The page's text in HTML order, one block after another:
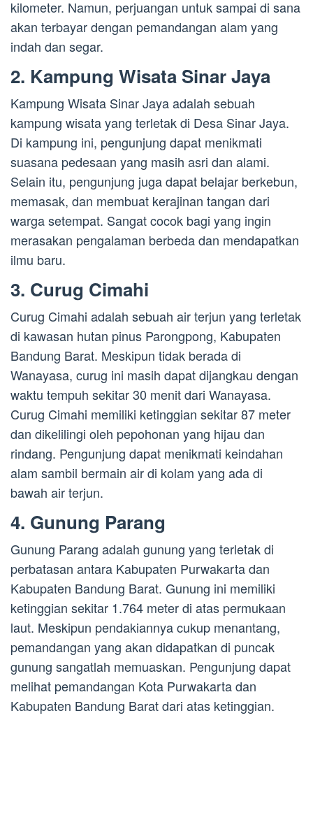
kilometer. Namun, perjuangan untuk sampai di sana
akan terbayar dengan pemandangan alam yang
indah dan segar.
2. Kampung Wisata Sinar Jaya
Kampung Wisata Sinar Jaya adalah sebuah
kampung wisata yang terletak di Desa Sinar Jaya.
Di kampung ini, pengunjung dapat menikmati
suasana pedesaan yang masih asri dan alami.
Selain itu, pengunjung juga dapat belajar berkebun,
memasak, dan membuat kerajinan tangan dari
warga setempat. Sangat cocok bagi yang ingin
merasakan pengalaman berbeda dan mendapatkan
ilmu baru.
3. Curug Cimahi
Curug Cimahi adalah sebuah air terjun yang terletak
di kawasan hutan pinus Parongpong, Kabupaten
Bandung Barat. Meskipun tidak berada di
Wanayasa, curug ini masih dapat dijangkau dengan
waktu tempuh sekitar 30 menit dari Wanayasa.
Curug Cimahi memiliki ketinggian sekitar 87 meter
dan dikelilingi oleh pepohonan yang hijau dan
rindang. Pengunjung dapat menikmati keindahan
alam sambil bermain air di kolam yang ada di
bawah air terjun.
4. Gunung Parang
Gunung Parang adalah gunung yang terletak di
perbatasan antara Kabupaten Purwakarta dan
Kabupaten Bandung Barat. Gunung ini memiliki
ketinggian sekitar 1.764 meter di atas permukaan
laut. Meskipun pendakiannya cukup menantang,
pemandangan yang akan didapatkan di puncak
gunung sangatlah memuaskan. Pengunjung dapat
melihat pemandangan Kota Purwakarta dan
Kabupaten Bandung Barat dari atas ketinggian.